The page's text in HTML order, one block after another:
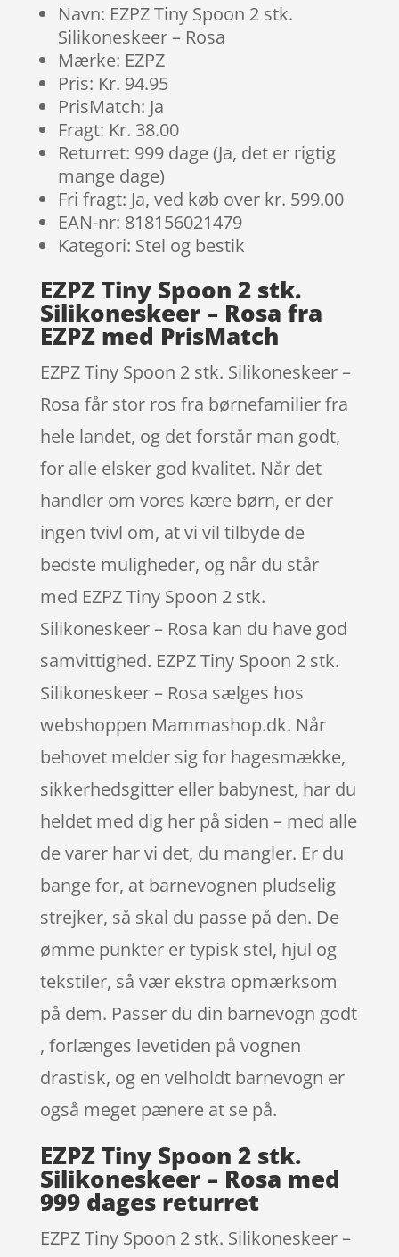
Navn: EZPZ Tiny Spoon 2 stk.
Silikoneskeer – Rosa
Mærke: EZPZ
Pris: Kr. 94.95
PrisMatch: Ja
Fragt: Kr. 38.00
Returret: 999 dage (Ja, det er rigtig
mange dage)
Fri fragt: Ja, ved køb over kr. 599.00
EAN-nr: 818156021479
Kategori: Stel og bestik
EZPZ Tiny Spoon 2 stk.
Silikoneskeer – Rosa fra
EZPZ med PrisMatch
EZPZ Tiny Spoon 2 stk. Silikoneskeer –
Rosa får stor ros fra børnefamilier fra
hele landet, og det forstår man godt,
for alle elsker god kvalitet. Når det
handler om vores kære børn, er der
ingen tvivl om, at vi vil tilbyde de
bedste muligheder, og når du står
med EZPZ Tiny Spoon 2 stk.
Silikoneskeer – Rosa kan du have god
samvittighed. EZPZ Tiny Spoon 2 stk.
Silikoneskeer – Rosa sælges hos
webshoppen Mammashop.dk. Når
behovet melder sig for hagesmække,
sikkerhedsgitter eller babynest, har du
heldet med dig her på siden – med alle
de varer har vi det, du mangler. Er du
bange for, at barnevognen pludselig
strejker, så skal du passe på den. De
ømme punkter er typisk stel, hjul og
tekstiler, så vær ekstra opmærksom
på dem. Passer du din barnevogn godt
, forlænges levetiden på vognen
drastisk, og en velholdt barnevogn er
også meget pænere at se på.
EZPZ Tiny Spoon 2 stk.
Silikoneskeer – Rosa med
999 dages returret
EZPZ Tiny Spoon 2 stk. Silikoneskeer –